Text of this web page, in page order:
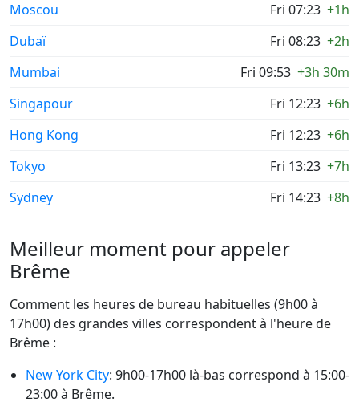
Moscou
Fri 07:23 +1h
Dubaï
Fri 08:23 +2h
Mumbai
Fri 09:53 +3h 30m
Singapour
Fri 12:23 +6h
Hong Kong
Fri 12:23 +6h
Tokyo
Fri 13:23 +7h
Sydney
Fri 14:23 +8h
Meilleur moment pour appeler
Brême
Comment les heures de bureau habituelles (9h00 à
17h00) des grandes villes correspondent à l'heure de
Brême :
New York City: 9h00-17h00 là-bas correspond à 15:00-
23:00 à Brême.